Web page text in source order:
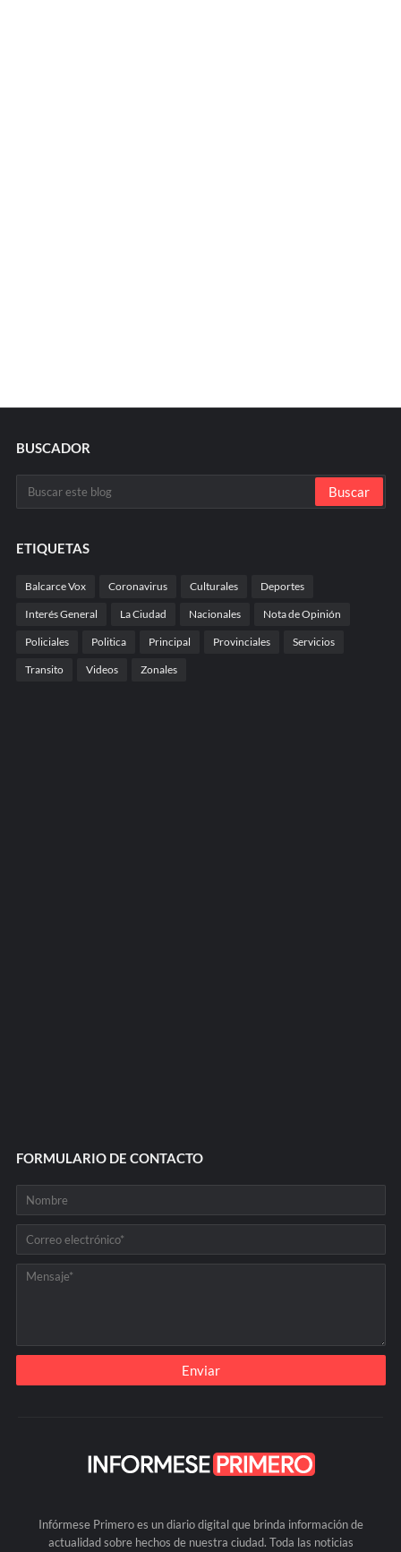
BUSCADOR
ETIQUETAS
Balcarce Vox Coronavirus Culturales Deportes
Interés General La Ciudad Nacionales Nota de Opinión
Policiales Politica Principal Provinciales Servicios
Transito Videos Zonales
FORMULARIO DE CONTACTO
Infórmese Primero es un diario digital que brinda información de
actualidad sobre hechos de nuestra ciudad. Toda las noticias